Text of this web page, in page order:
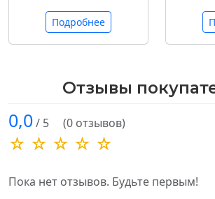
Подробнее
Отзывы
0,0/ 5 (0 отзывов)
☆ ☆ ☆ ☆ ☆
Пока нет отзывов. Будьте первым!